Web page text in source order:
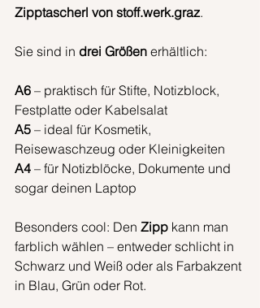
Zipptascherl von stoff.werk.graz.
Sie sind in drei Größen erhältlich:
A6 – praktisch für Stifte, Notizblock,
Festplatte oder Kabelsalat
A5 – ideal für Kosmetik,
Reisewaschzeug oder Kleinigkeiten
A4 – für Notizblöcke, Dokumente und
sogar deinen Laptop
Besonders cool: Den Zipp kann man
farblich wählen – entweder schlicht in
Schwarz und Weiß oder als Farbakzent
in Blau, Grün oder Rot.